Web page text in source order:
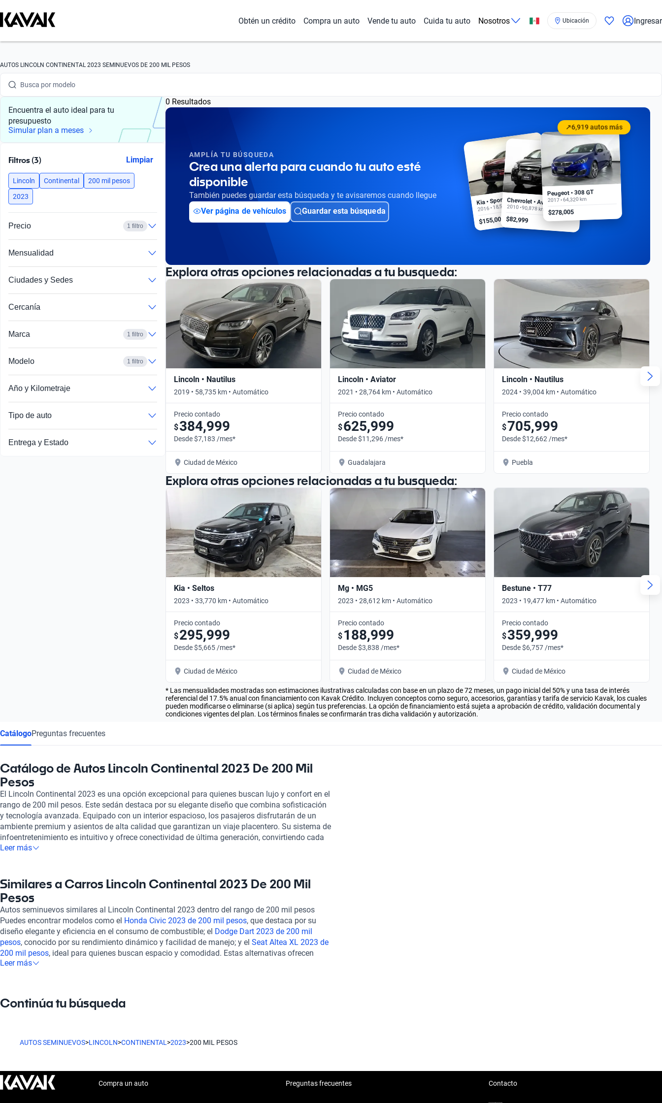
Obtén un crédito Compra un auto Vende tu auto Cuida tu auto Nosotros Ubicación Ingresar
AUTOS LINCOLN CONTINENTAL 2023 SEMINUEVOS DE 200 MIL PESOS
Busca por marca
Busca por modelo
Busca por versión
Busca por año
Busca por marca
Busca por versión
Busca por año
Encuentra el auto ideal para tu
presupuesto
Simular plan a meses
Filtros (3) Limpiar
Lincoln Continental
200 mil pesos
2023
Precio 1 filtro
Mensualidad
Ciudades y Sedes
Cercanía
Marca 1 filtro
Modelo 1 filtro
Año y Kilometraje
Tipo de auto
Entrega y Estado
0 Resultados
AMPLÍA TU BÚSQUEDA
Crea una alerta para cuando tu auto esté
disponible
También puedes guardar esta búsqueda y te avisaremos cuando llegue
Ver página de vehículos
Guardar esta búsqueda
↗6,919 autos más
Kia • Sportage EX
2016 • 18,500 km
$155,000
Chevrolet • Aveo
2010 • 90,878 km
$82,999
Peugeot • 308 GT
2017 • 64,320 km
$278,005
Explora otras opciones relacionadas a tu busqueda:
Lincoln • Nautilus
2019 • 58,735 km • Automático
Precio contado
$384,999
Desde $7,183 /mes*
Ciudad de México
Lincoln • Aviator
2021 • 28,764 km • Automático
Precio contado
$625,999
Desde $11,296 /mes*
Guadalajara
Lincoln • Nautilus
2024 • 39,004 km • Automático
Precio contado
$705,999
Desde $12,662 /mes*
Puebla
Explora otras opciones relacionadas a tu busqueda:
Kia • Seltos
2023 • 33,770 km • Automático
Precio contado
$295,999
Desde $5,665 /mes*
Ciudad de México
Mg • MG5
2023 • 28,612 km • Automático
Precio contado
$ 188,999
Desde $3,838 /mes*
Ciudad de México
Bestune • T77
2023 • 19,477 km • Automático
Precio contado
$359,999
Desde $6,757 /mes*
Ciudad de México
* Las mensualidades mostradas son estimaciones ilustrativas calculadas con base en un plazo de 72 meses, un pago inicial del 50% y una tasa de interés
referencial del 17.5% anual con financiamiento con Kavak Crédito. Incluyen conceptos como seguro, accesorios, garantías y tarifa de servicio Kavak, los cuales
pueden modificarse o eliminarse (si aplica) según tus preferencias. La opción de financiamiento está sujeta a aprobación de crédito, validación documental y
condiciones vigentes del plan. Los términos finales se confirmarán tras dicha validación y autorización.
CatálogoPreguntas frecuentes
Catálogo de Autos Lincoln Continental 2023 De 200 Mil
Pesos
El Lincoln Continental 2023 es una opción excepcional para quienes buscan lujo y confort en el
rango de 200 mil pesos. Este sedán destaca por su elegante diseño que combina sofisticación
y tecnología avanzada. Equipado con un interior espacioso, los pasajeros disfrutarán de un
ambiente premium y asientos de alta calidad que garantizan un viaje placentero. Su sistema de
infoentretenimiento es intuitivo y ofrece conectividad de última generación, convirtiendo cada
trayecto en una experiencia envolvente. El Continental no solo es un símbolo de estilo, sino que
con numerosas características que protegen a todos los ocupantes, lo que brinda tranquilidad
en cada viaje. Kavak se asegura de que cada vehículo en su catálogo, incluido el Lincoln
Continental 2023, pase por una rigurosa inspección en más de 240 puntos para garantizar su
óptimo estado mecánico y estético. Además, ofrecen opciones de financiamiento flexible y
planes de garantía adaptados a tus necesidades. La experiencia de compra es 100% en línea y
cuentan con soporte postventa. También puedes contratar una garantía extendida,
proporcionando aún más tranquilidad. Explora otras alternativas en el mismo rango de precio,
como elVolkswagen Golf 2023 de 200 mil pesos, elPeugeot 208 2023 de 200 mil pesosy el
Renault Koleos 2023 de 200 mil pesos
Leer más
Similares a Carros Lincoln Continental 2023 De 200 Mil
Pesos
Autos seminuevos similares al Lincoln Continental 2023 dentro del rango de 200 mil pesos
Puedes encontrar modelos como el Honda Civic 2023 de 200 mil pesos, que destaca por su
diseño elegante y eficiencia en el consumo de combustible; el Dodge Dart 2023 de 200 mil
pesos, conocido por su rendimiento dinámico y facilidad de manejo; y el Seat Altea XL 2023 de
200 mil pesos, ideal para quienes buscan espacio y comodidad. Estas alternativas ofrecen
características comparables al Lincoln Continental 2023, brindándote más opciones dentro de
Leer más
Continúa tu búsqueda
AUTOS SEMINUEVOS>LINCOLN>CONTINENTAL>2023>200 MIL PESOS
Compra un auto Preguntas frecuentes Contacto